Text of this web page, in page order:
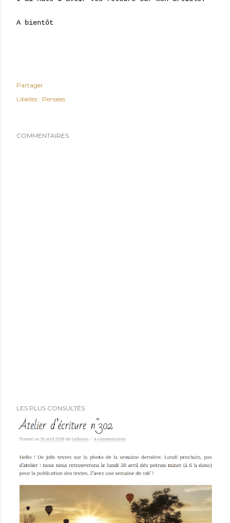
A bientôt
Partager
Libellés : Pensées
COMMENTAIRES
LES PLUS CONSULTÉS